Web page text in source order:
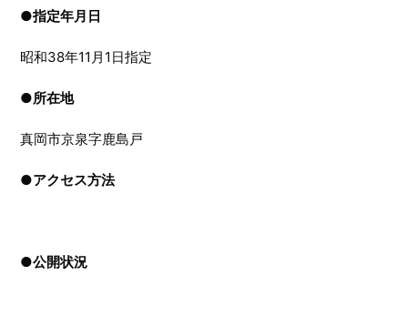
●指定年月日
昭和38年11月1日指定
●所在地
真岡市京泉字鹿島戸
●アクセス方法
●公開状況